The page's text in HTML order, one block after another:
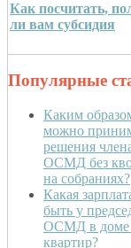
Как посчитать,
ли вам субсидия
Популярные
Каким
можно
решения
ОСМД без
на собраниях?
Какая
быть у
ОСМД в доме
квартир?